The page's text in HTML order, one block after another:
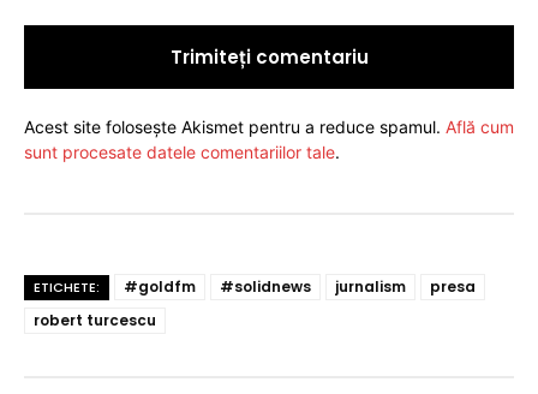
Acest site folosește Akismet pentru a reduce spamul. Află cum
sunt procesate datele comentariilor tale.
ETICHETE: #goldfm #solidnews jurnalism
presa
robert turcescu